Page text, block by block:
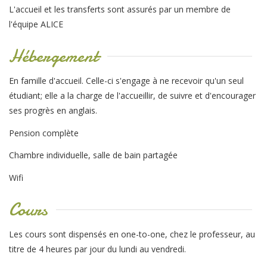
L'accueil et les transferts sont assurés par un membre de
l'équipe ALICE
Hébergement
En famille d'accueil. Celle-ci s'engage à ne recevoir qu'un seul
étudiant; elle a la charge de l'accueillir, de suivre et d'encourager
ses progrès en anglais.
Pension complète
Chambre individuelle, salle de bain partagée
Wifi
Cours
Les cours sont dispensés en one-to-one, chez le professeur, au
titre de 4 heures par jour du lundi au vendredi.